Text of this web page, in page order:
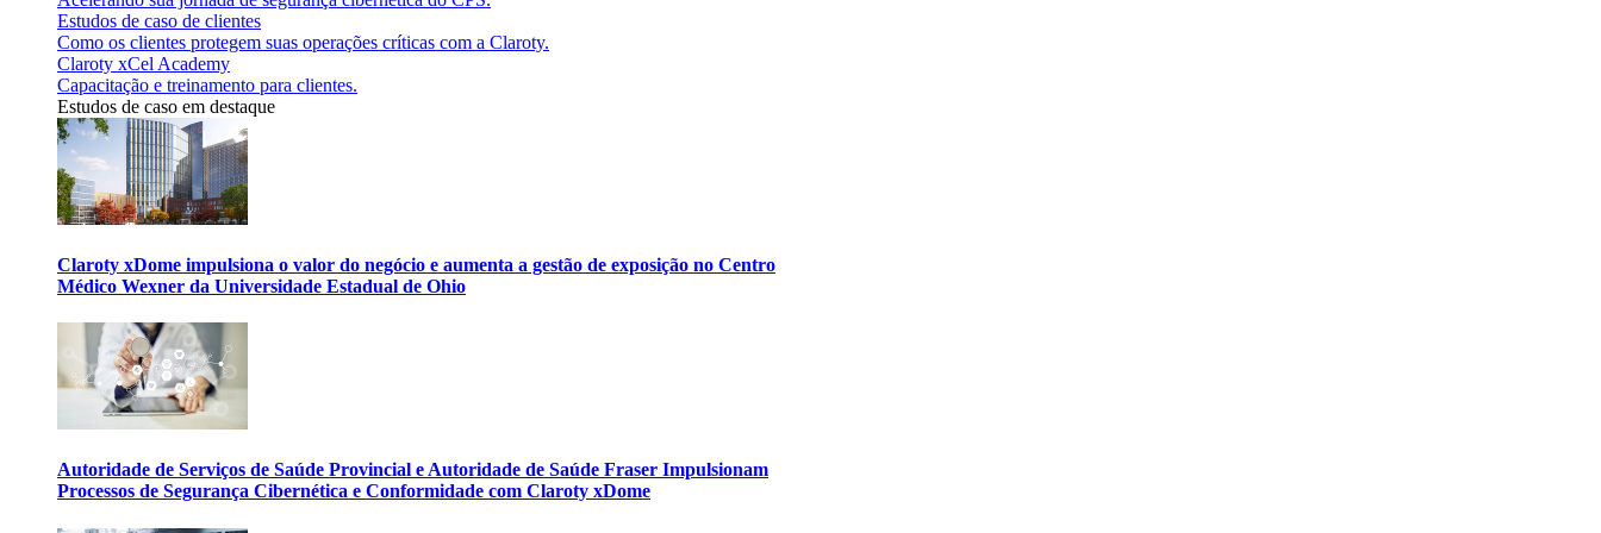
Estudos de caso de clientes
Como os clientes protegem suas operações críticas com a Claroty.
Claroty xCel Academy
Capacitação e treinamento para clientes.
Estudos de caso em destaque
Claroty xDome impulsiona o valor do negócio e aumenta a gestão de exposição no Centro
Médico Wexner da Universidade Estadual de Ohio
Autoridade de Serviços de Saúde Provincial e Autoridade de Saúde Fraser Impulsionam
Processos de Segurança Cibernética e Conformidade com Claroty xDome